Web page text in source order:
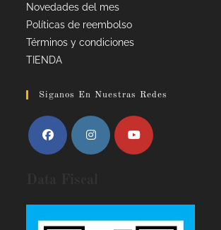
Novedades del mes
Políticas de reembolso
Términos y condiciones
TIENDA
Siganos En Nuestras Redes